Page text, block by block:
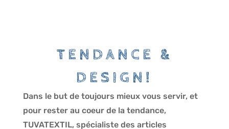
TENDANCE &
DESIGN!
Dans le but de toujours mieux vous servir, et
pour rester au coeur de la tendance,
TUVATEXTIL, spécialiste des articles